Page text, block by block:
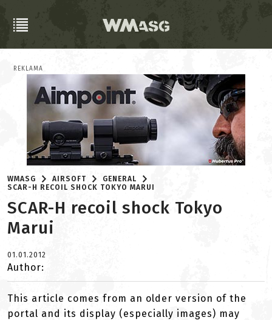
REKLAMA
WMASG AIRSOFT
GENERAL
SCAR-H RECOIL SHOCK TOKYO MARUI
SCAR-H recoil shock Tokyo
Marui
01.01.2012
Author:
This article comes from an older version of the
portal and its display (especially images) may